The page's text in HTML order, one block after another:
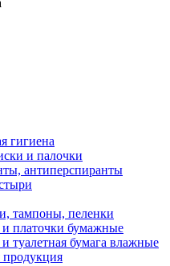
гигиена
и палочки
антиперспиранты
тампоны, пеленки
платочки бумажные
туалетная бумага влажные